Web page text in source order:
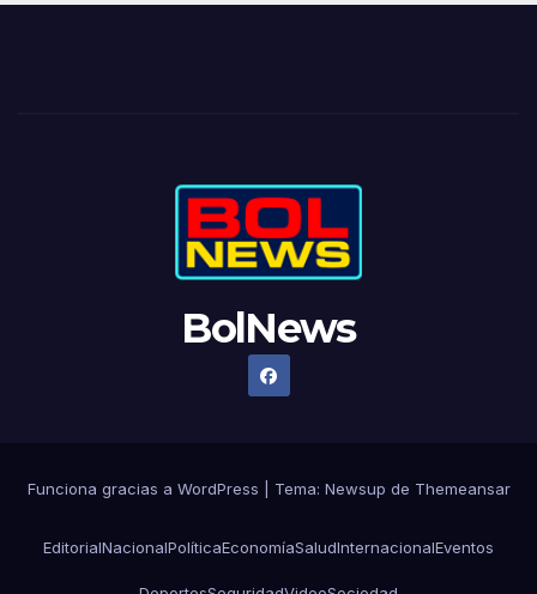
BolNews
Funciona gracias a WordPress Tema: Newsup de Themeansar
EditorialNacionalPolíticaEconomíaSaludInternacionalEventos